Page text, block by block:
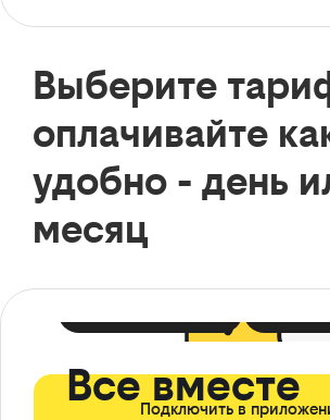
Выберите
оплачивайте
удобно - день
месяц
Все вместе
Подключить в